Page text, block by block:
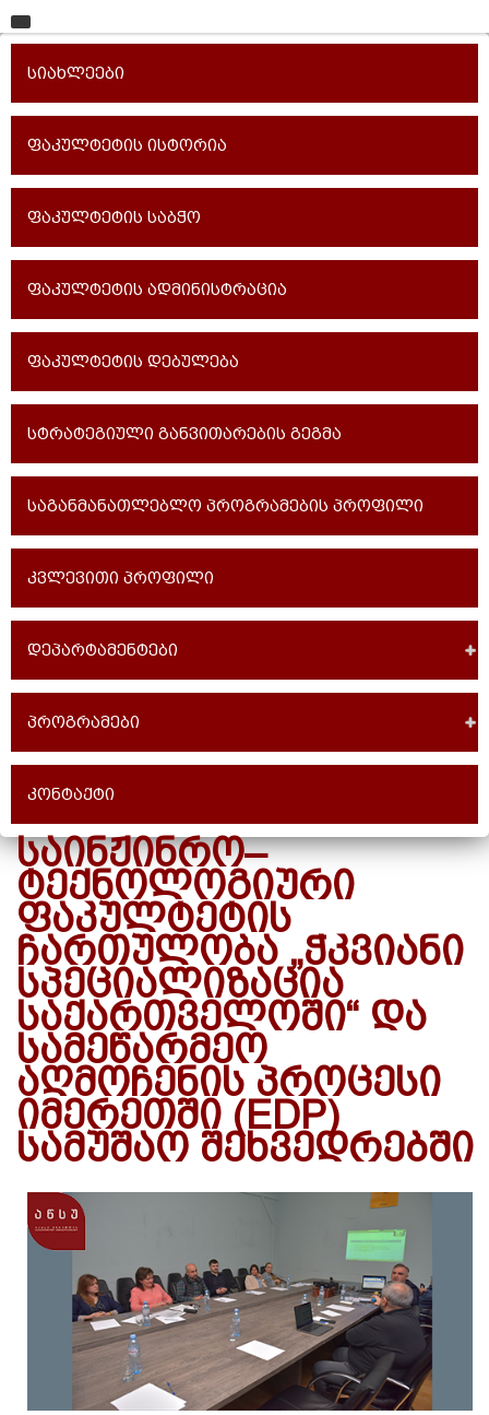
მთავარი
სწავლა
კვლევა
ინტერნაციონალიზაცია
სიახლეები
ფაკულტეტის ისტორია
ფაკულტეტის საბჭო
ფაკულტეტის ადმინისტრაცია
ფაკულტეტის დებულება
სტრატეგიული განვითარების გეგმა
საგანმანათლებლო პროგრამების პროფილი
კვლევითი პროფილი
დეპარტამენტები
პროგრამები
კონტაქტი
ᲡᲐᲘᲜᲟᲘᲜᲠᲝ–
ᲢᲔᲥᲜᲝᲚᲝᲒᲘᲣᲠᲘ
ᲤᲐᲙᲣᲚᲢᲔᲢᲘᲡ
ᲩᲐᲠᲗᲣᲚᲝᲑᲐ „ᲭᲙᲕᲘᲐᲜᲘ
ᲡᲞᲔᲪᲘᲐᲚᲘᲖᲐᲪᲘᲐ
ᲡᲐᲥᲐᲠᲗᲕᲔᲚᲝᲨᲘ“ ᲓᲐ
ᲡᲐᲛᲔᲬᲐᲠᲛᲔᲝ
ᲐᲦᲛᲝᲩᲔᲜᲘᲡ ᲞᲠᲝᲪᲔᲡᲘ
ᲘᲛᲔᲠᲔᲗᲨᲘ (EDP)
ᲡᲐᲛᲣᲨᲐᲝ ᲨᲔᲮᲕᲔᲓᲠᲔᲑᲨᲘ